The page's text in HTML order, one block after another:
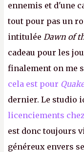
ennemis et d'une
tout pour pas un
intitulée Dawn of
cadeau pour les
finalement on me
cela est pour Quake
dernier. Le studio
licenciements
est donc toujours
généreux envers